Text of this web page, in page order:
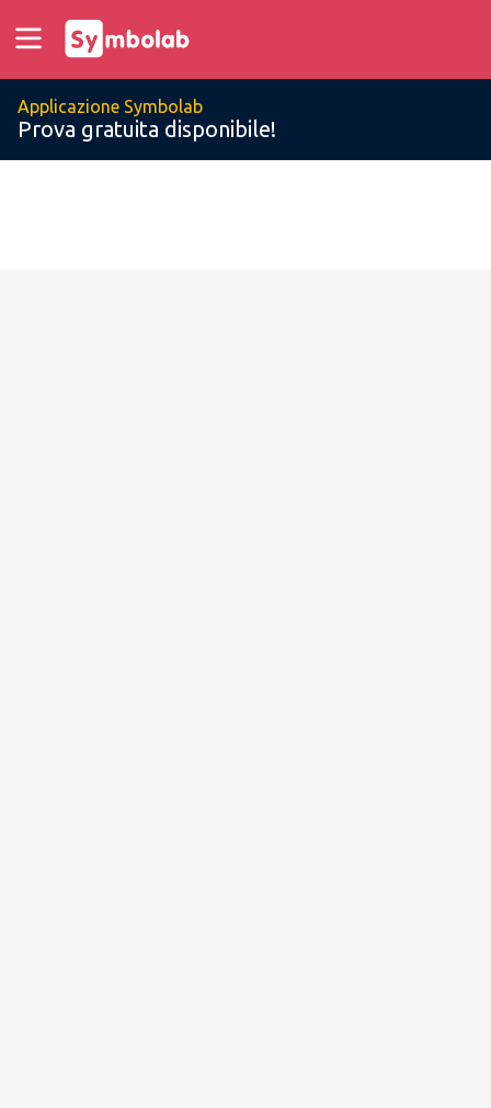
Applicazione Symbolab
Prova gratuita disponibile!